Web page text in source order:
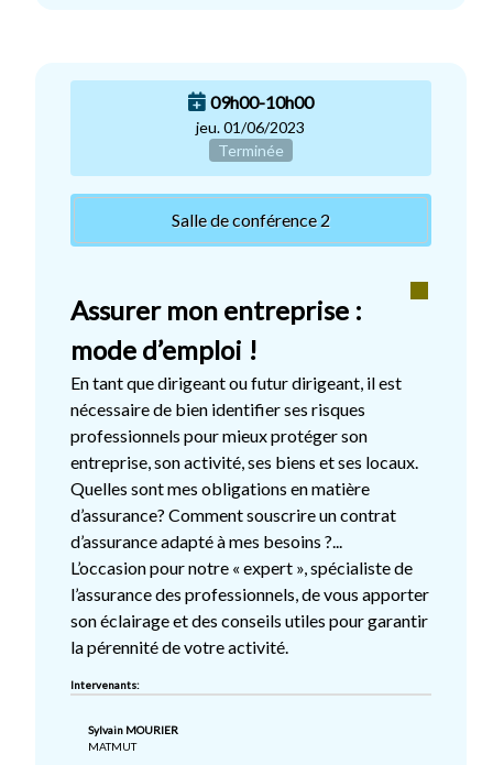
09h00-10h00
jeu. 01/06/2023
Terminée
Salle de conférence 2
Assurer mon entreprise :
mode d’emploi !
En tant que dirigeant ou futur dirigeant, il est
nécessaire de bien identifier ses risques
professionnels pour mieux protéger son
entreprise, son activité, ses biens et ses locaux.
Quelles sont mes obligations en matière
d’assurance? Comment souscrire un contrat
d’assurance adapté à mes besoins ?...
L’occasion pour notre « expert », spécialiste de
l’assurance des professionnels, de vous apporter
son éclairage et des conseils utiles pour garantir
la pérennité de votre activité.
Intervenants:
Sylvain MOURIER
MATMUT